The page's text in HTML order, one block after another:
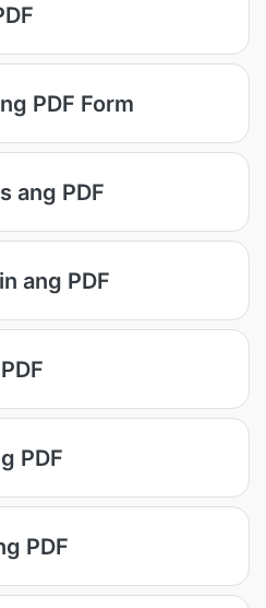
PDF Form
ang PDF
ang PDF
PDF
PDF